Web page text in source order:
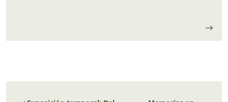
Navegación de entradas